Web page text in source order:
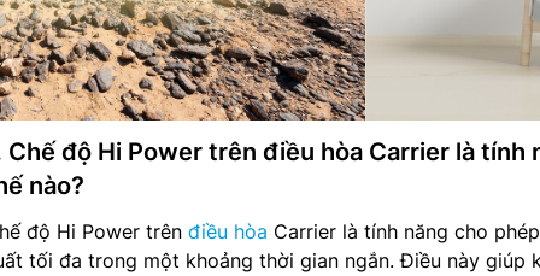
Chế độ Hi Power trên điều hòa Carrier là
nào?
độ Hi Power trên điều hòa Carrier là tính năng cho
tối đa trong một khoảng thời gian ngắn. Điều này giúp